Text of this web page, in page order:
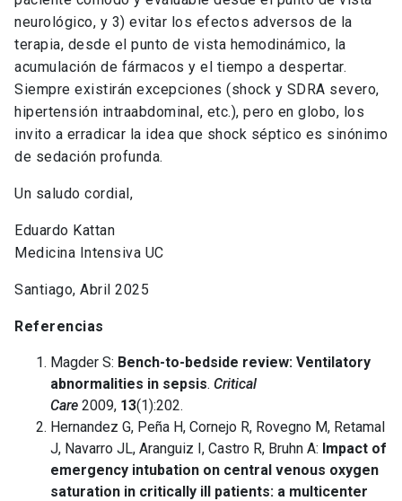
neurológico, y 3) evitar los efectos adversos de la
terapia, desde el punto de vista hemodinámico, la
acumulación de fármacos y el tiempo a despertar.
Siempre existirán excepciones (shock y SDRA severo,
hipertensión intraabdominal, etc.), pero en globo, los
invito a erradicar la idea que shock séptico es sinónimo
de sedación profunda.
Un saludo cordial,
Eduardo Kattan
Medicina Intensiva UC
Santiago, Abril 2025
Referencias
Magder S: Bench-to-bedside review: Ventilatory
abnormalities in sepsis. Critical
Care 2009, 13(1):202.
Hernandez G, Peña H, Cornejo R, Rovegno M, Retamal
J, Navarro JL, Aranguiz I, Castro R, Bruhn A: Impact of
emergency intubation on central venous oxygen
saturation in critically ill patients: a multicenter